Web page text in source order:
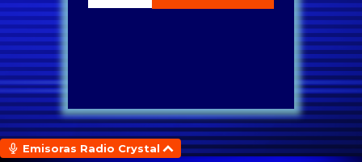
Emisoras Radio Crystal